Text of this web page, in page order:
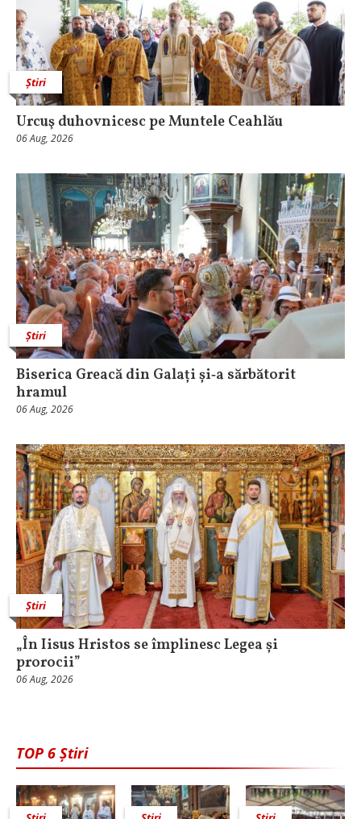
Știri
Urcuş duhovnicesc pe Muntele Ceahlău
06 Aug, 2026
Știri
Biserica Greacă din Galați și‑a sărbătorit
hramul
06 Aug, 2026
Știri
„În Iisus Hristos se împlinesc Legea și
prorocii”
06 Aug, 2026
TOP 6 Știri